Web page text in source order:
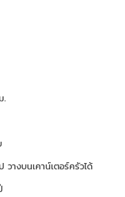
.
างบนเคาน์เตอร์ครัวได้